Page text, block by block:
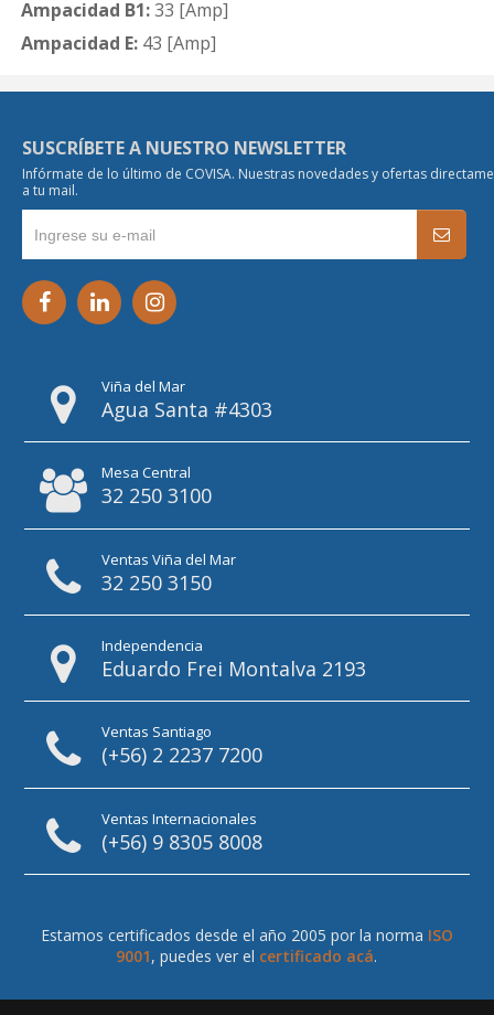
Ampacidad B1:33 [Amp]
Ampacidad E: 43 [Amp]
SUSCRÍBETE A NUESTRO NEWSLETTER
Infórmate de lo último de COVISA. Nuestras novedades y ofertas
a tu mail.
Viña del Mar
Agua Santa #4303
Mesa Central
32 250 3100
Ventas Viña del Mar
32 250 3150
Independencia
Eduardo Frei Montalva 2193
Ventas Santiago
(+56) 2 2237 7200
Ventas Internacionales
(+56) 9 8305 8008
Estamos certificados desde el año 2005 por la norma ISO
9001, puedes ver el certificado acá.